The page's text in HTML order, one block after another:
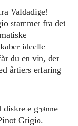
Valdadige!
stammer fra det
ideelle
du en vin, der
årtiers erfaring
diskrete grønne
Grigio.